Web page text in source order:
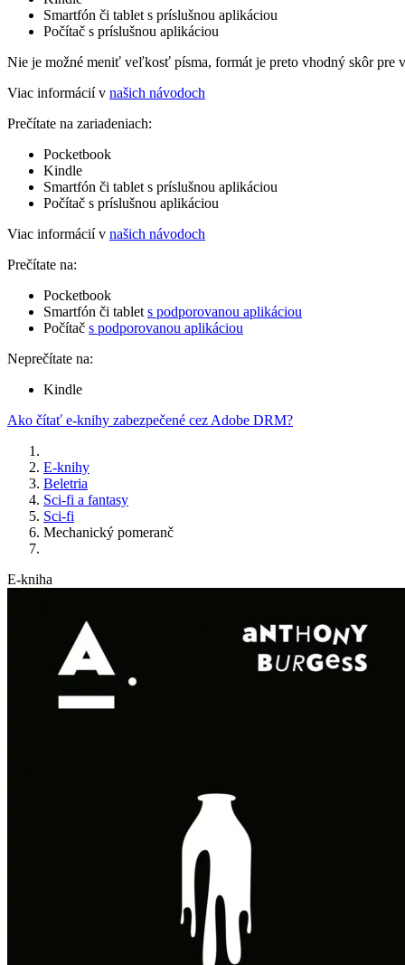
Smartfón či tablet s príslušnou aplikáciou
Počítač s príslušnou aplikáciou
Nie je možné meniť veľkosť písma, formát je preto vhodný skôr pre
Viac informácií v našich návodoch
Prečítate na zariadeniach:
Pocketbook
Kindle
Smartfón či tablet s príslušnou aplikáciou
Počítač s príslušnou aplikáciou
Viac informácií v našich návodoch
Prečítate na:
Pocketbook
Smartfón či tablet s podporovanou aplikáciou
Počítač s podporovanou aplikáciou
Neprečítate na:
Kindle
Ako čítať e-knihy zabezpečené cez Adobe DRM?
E-knihy
Beletria
Sci-fi a fantasy
Sci-fi
Mechanický pomeranč
E-kniha